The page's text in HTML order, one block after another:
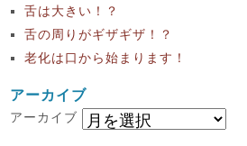
舌は大きい！？
舌の周りがギザギザ！？
老化は口から始まります！
アーカイブ
アーカイブ